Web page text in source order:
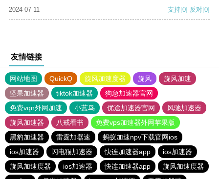
2024-07-11
支持[0] 反对[0]
友情链接
网站地图 QuickQ 旋风加速度器 旋风
旋风加速
坚果加速器
tiktok加速器
狗急加速器官网
免费vqn外网加速
小蓝鸟 优途加速器官网
风驰加速器
旋风加速器
八戒看书
免费vps加速器外网苹果版
黑豹加速器
雷霆加器速
蚂蚁加速npv下载官网ios
ios加速器
闪电猫加速器 快连加速器app
ios加速器
旋风加速度器
ios加速器 快连加速器app
旋风加速度器